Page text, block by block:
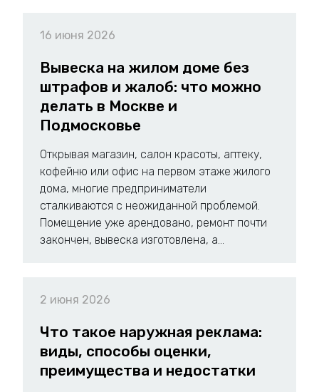
16 июня 2026
Вывеска на жилом доме без
штрафов и жалоб: что можно
делать в Москве и
Подмосковье
Открывая магазин, салон красоты, аптеку,
кофейню или офис на первом этаже жилого
дома, многие предприниматели
сталкиваются с неожиданной проблемой.
Помещение уже арендовано, ремонт почти
закончен, вывеска изготовлена, а...
2 июня 2026
Что такое наружная реклама:
виды, способы оценки,
преимущества и недостатки